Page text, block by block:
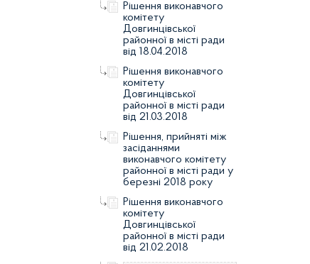
Рішення виконавчого
комітету
Довгинцівської
районної в місті ради
від 18.04.2018
Рішення виконавчого
комітету
Довгинцівської
районної в місті ради
від 21.03.2018
Рішення, прийняті між
засіданнями
виконавчого комітету
районної в місті ради у
березні 2018 року
Рішення виконавчого
комітету
Довгинцівської
районної в місті ради
від 21.02.2018